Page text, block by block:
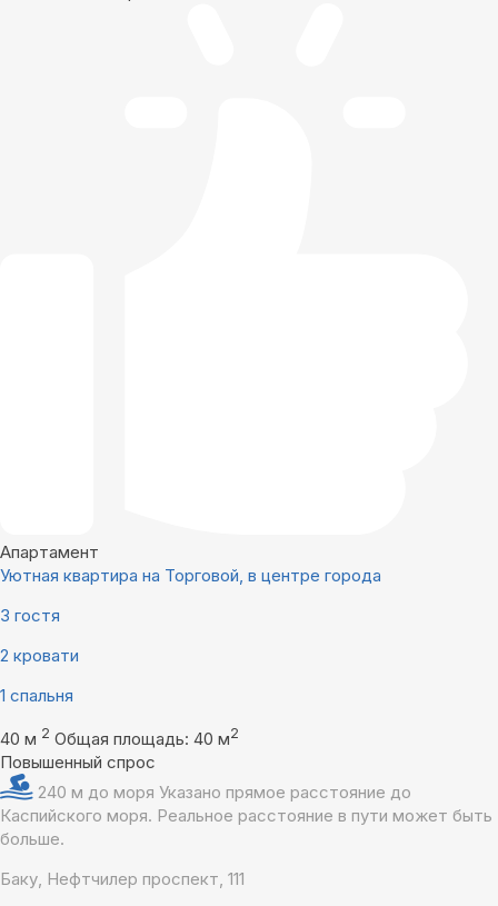
Апартамент
Уютная квартира на Торговой, в центре города
3 гостя
2 кровати
1 спальня
40 м 2 Общая площадь: 40 м2
Повышенный спрос
240 м до моря Указано прямое расстояние до
Каспийского моря. Реальное расстояние в пути может быть
больше.
Баку, Нефтчилер проспект, 111